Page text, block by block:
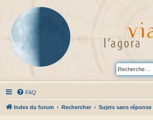
FAQ
Index du forum Rechercher Sujets sans réponse